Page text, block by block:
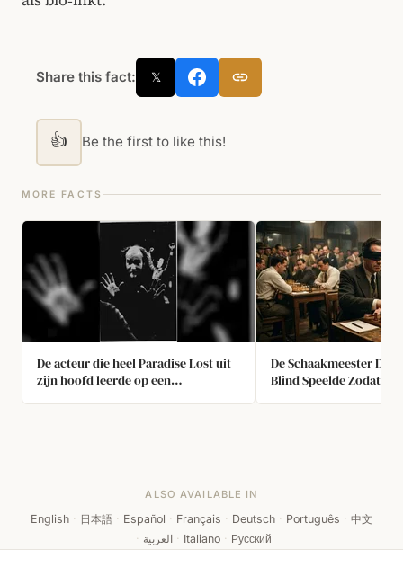
Share this fact: 𝕏
👍 Be the first to like this!
MORE FACTS
De acteur die heel Paradise Lost uit
zijn hoofd leerde op een
De Schaakmeester Die
Blind Speelde Zodat
ALSO AVAILABLE IN
English · 日本語 · Español · Français · Deutsch · Português · 中文
· العربية · Italiano · Русский